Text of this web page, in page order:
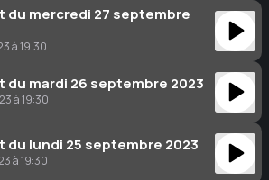
du mercredi 27 septembre
à 19:30
du mardi 26 septembre 2023
à 19:30
du lundi 25 septembre 2023
à 19:30